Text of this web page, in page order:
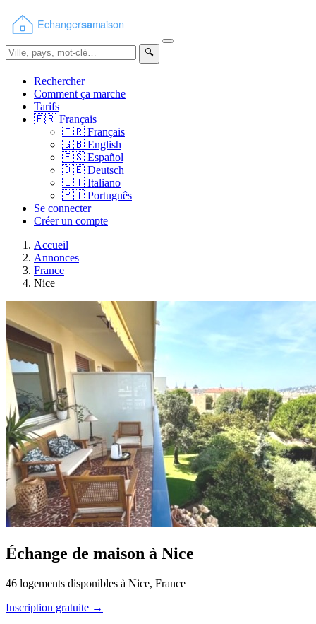
🔍
Rechercher
Comment ça marche
Tarifs
🇫🇷 Français
🇫🇷 Français
🇬🇧 English
🇪🇸 Español
🇩🇪 Deutsch
🇮🇹 Italiano
🇵🇹 Português
Se connecter
Créer un compte
Accueil
Annonces
France
Nice
Échange de maison à Nice
46 logements disponibles à Nice, France
Inscription gratuite →